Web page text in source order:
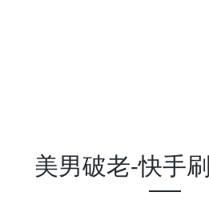
美男破老-快手